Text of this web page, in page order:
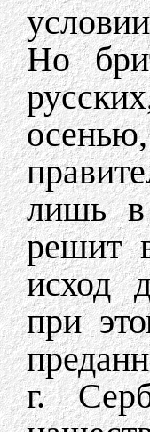
Но
лишь в
решит
исход
при
г.